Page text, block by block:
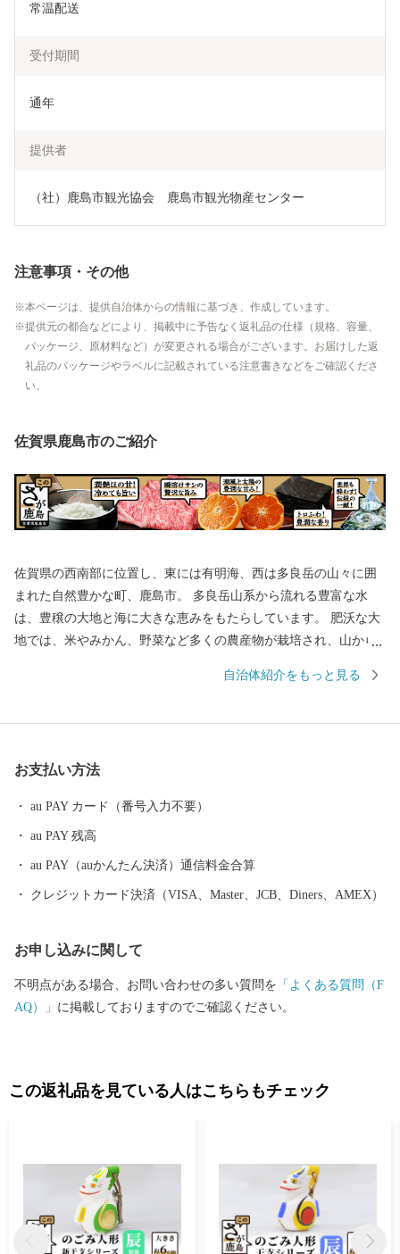
常温配送
受付期間
通年
提供者
（社）鹿島市観光協会　鹿島市観光物産センター
注意事項・その他
本ページは、提供自治体からの情報に基づき、作成しています。
提供元の都合などにより、掲載中に予告なく返礼品の仕様（規格、容量、
パッケージ、原材料など）が変更される場合がございます。お届けした返
礼品のパッケージやラベルに記載されている注意書きなどをご確認くださ
い。
佐賀県鹿島市のご紹介
佐賀県の西南部に位置し、東には有明海、西は多良岳の山々に囲
まれた自然豊かな町、鹿島市。 多良岳山系から流れる豊富な水
は、豊穣の大地と海に大きな恵みをもたらしています。 肥沃な大
地では、米やみかん、野菜など多くの農産物が栽培され、山から
ウなどの希少な生物や日本一の海苔を育んでいます。 年間300万
下有数の酒どころでもあり、毎年3月に市内6蔵が同時に蔵開きを
行う「鹿島酒蔵ツーリズム
自治体紹介をもっと見る
お支払い方法
au PAY カード（番号入力不要）
au PAY 残高
au PAY（auかんたん決済）通信料金合算
クレジットカード決済（VISA、Master、JCB、Diners、AMEX）
お申し込みに関して
不明点がある場合、お問い合わせの多い質問を 「よくある質問（F
AQ）」 に掲載しておりますのでご確認ください。
この返礼品を見ている人はこちらもチェック